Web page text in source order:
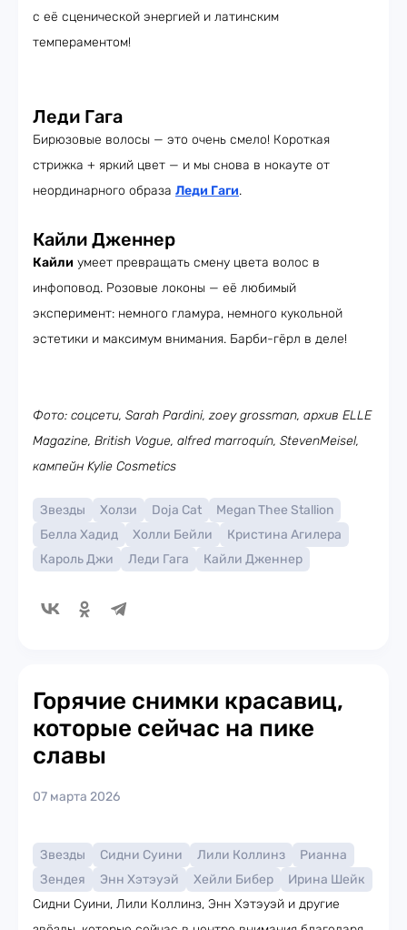
с её сценической энергией и латинским
темпераментом!
Леди Гага
Бирюзовые волосы — это очень смело! Короткая
стрижка + яркий цвет — и мы снова в нокауте от
неординарного образа Леди Гаги.
Кайли Дженнер
Кайли умеет превращать смену цвета волос в
инфоповод. Розовые локоны — её любимый
эксперимент: немного гламура, немного кукольной
эстетики и максимум внимания. Барби-гёрл в деле!
Фото: соцсети, Sarah Pardini, zoey grossman, архив ELLE
Magazine, British Vogue, alfred marroquín, StevenMeisel,
кампейн Kylie Cosmetics
Звезды Холзи Doja Cat
Megan Thee Stallion
Белла Хадид
Холли Бейли
Кристина Агилера
Кароль Джи
Леди Гага Кайли Дженнер
Горячие снимки красавиц,
которые сейчас на пике
славы
07 марта 2026
Звезды Сидни Суини Лили Коллинз
Рианна
Зендея
Энн Хэтэуэй Хейли Бибер
Ирина Шейк
Сидни Суини, Лили Коллинз, Энн Хэтэуэй и другие